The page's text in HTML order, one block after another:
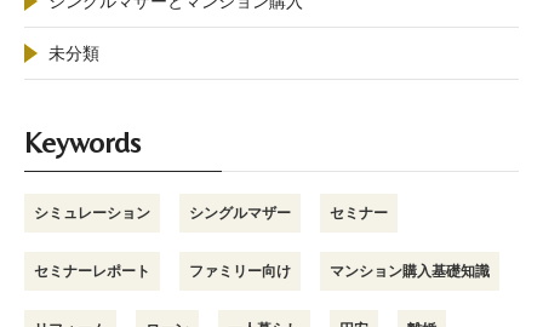
未分類
Keywords
シミュレーション シングルマザー セミナー
セミナーレポート ファミリー向け マンション購入基礎知識